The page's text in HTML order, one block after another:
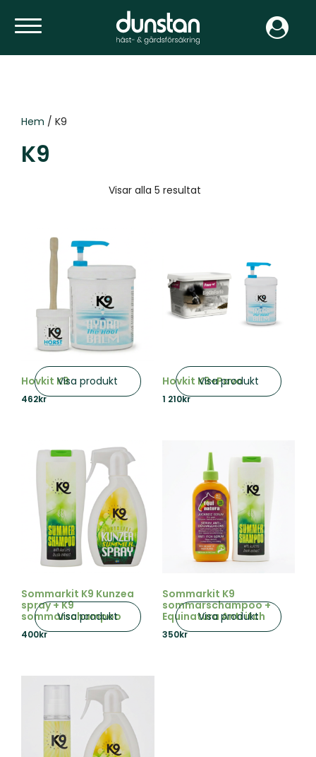
Hem / K9
K9
Visar alla 5 resultat
Hovkit K9
462kr
Visa produkt Hovkit K9+Pavo
1 210kr
Visa produkt
Sommarkit K9 Kunzea
spray + K9
sommarschampoo
400kr
Visa produkt
Sommarkit K9
sommarschampoo +
Equinatura Anti itch
350kr
Visa produkt